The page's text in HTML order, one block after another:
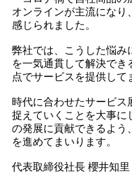
オンラインが主流になり
感じられました。
弊社では、こうした悩み
を一気通貫して解決でき
点でサービスを提供して
時代に合わせたサービス
捉えていくことを大事に
の発展に貢献できるよう
を進めてまいります。
代表取締役社長 櫻井知里